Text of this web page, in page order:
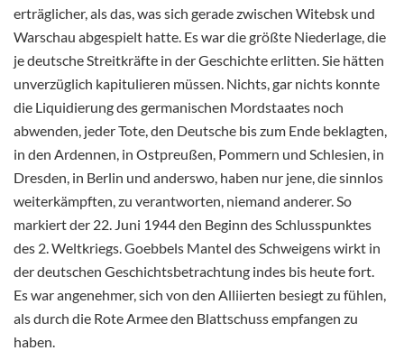
erträglicher, als das, was sich gerade zwischen Witebsk und
Warschau abgespielt hatte. Es war die größte Niederlage, die
je deutsche Streitkräfte in der Geschichte erlitten. Sie hätten
unverzüglich kapitulieren müssen. Nichts, gar nichts konnte
die Liquidierung des germanischen Mordstaates noch
abwenden, jeder Tote, den Deutsche bis zum Ende beklagten,
in den Ardennen, in Ostpreußen, Pommern und Schlesien, in
Dresden, in Berlin und anderswo, haben nur jene, die sinnlos
weiterkämpften, zu verantworten, niemand anderer. So
markiert der 22. Juni 1944 den Beginn des Schlusspunktes
des 2. Weltkriegs. Goebbels Mantel des Schweigens wirkt in
der deutschen Geschichtsbetrachtung indes bis heute fort.
Es war angenehmer, sich von den Alliierten besiegt zu fühlen,
als durch die Rote Armee den Blattschuss empfangen zu
haben.